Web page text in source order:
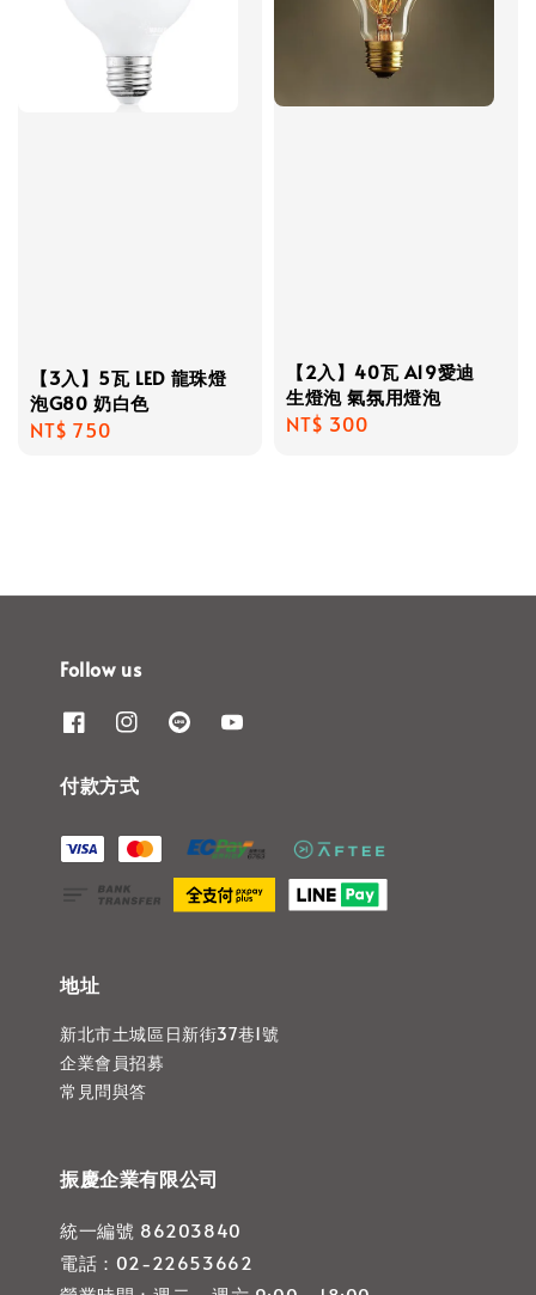
【3入】5瓦 LED 龍珠燈
泡G80 奶白色
Regular
NT$ 750
【2入】40瓦 A19愛迪
生燈泡 氣氛用燈泡
Regular
NT$ 300
Follow us
付款方式
地址
新北市土城區日新街37巷1號
企業會員招募
常見問與答
振慶企業有限公司
統一編號 86203840
電話：02-22653662